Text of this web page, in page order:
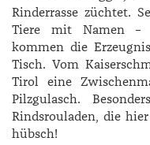
Rinderrasse züchtet.
Tiere mit Namen –
kommen die
Tisch. Vom
Tirol eine
Pilzgulasch.
Rindsrouladen, die
hübsch!